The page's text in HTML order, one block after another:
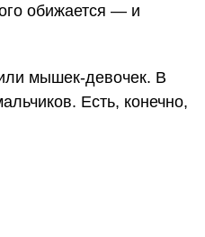
обижается — и
мышек-девочек. В
Есть, конечно,